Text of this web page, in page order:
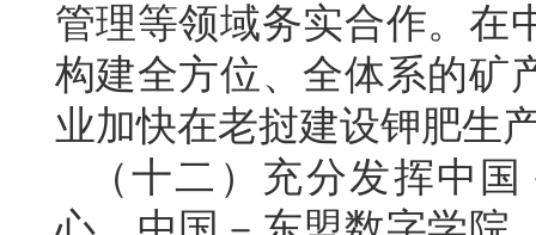
管理等领域务实合作。在
构建全方位、全体系的矿
业加快在老挝建设钾肥生
（十二）充分发挥中